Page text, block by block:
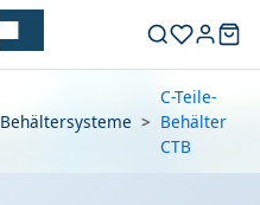
Behältersysteme >
C-Teile-
Behälter
CTB